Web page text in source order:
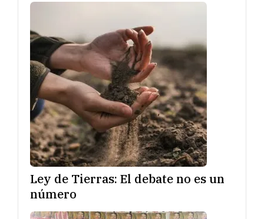
Ley de Tierras: El debate no es un
número